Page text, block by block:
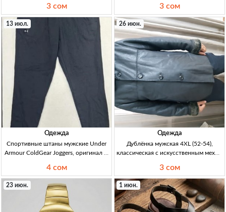
Burberry (оригинал) кроссовки термо
361°: оригинал, утепл.,
непромокаемые, лёгкие, удобные;
размер как на фото. куртка з
3 сом
муж., классика; мех: иск.; р-р: 4XL
(52–54); кач-во: хор.; сост.: отличн.
3 сом
13 июл.
Одежда
Спортивные штаны мужские Under
Armour ColdGear Joggers, оригинал —
оригинал Under Armour ColdGear,
черные, XL, рост 180-188 см, новые с
бирками, д
4 сом
26 июн.
Одежда
Дублёнка мужская 4XL (52-54),
классическая с искусственным мехом
мужская, классич., мех иск., р-р 4XL
(52-54), качество хор., сост. отличн.
3 сом
23 июн. 1 июн.